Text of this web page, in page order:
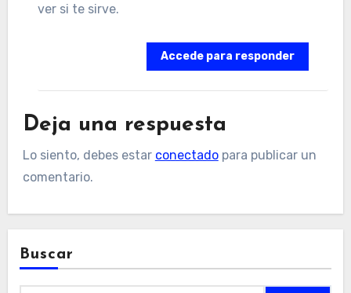
ver si te sirve.
Accede para responder
Deja una respuesta
Lo siento, debes estar conectadopara publicar un
comentario.
Buscar